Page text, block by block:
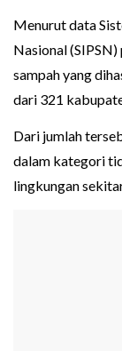
Menurut data
Nasional
sampah yang
dari 321
Dari jumlah
dalam kategori
lingkungan